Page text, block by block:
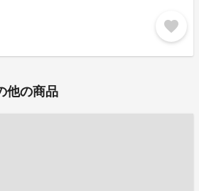
favorite
他の商品